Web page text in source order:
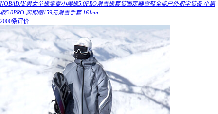
NOBADAY男女单板零夏小黑板5.0PRO滑雪板套装固定器雪鞋全能户外初学装备 小黑
板5.0PRO 买即赠159元滑雪手套 161cm
2000条评价